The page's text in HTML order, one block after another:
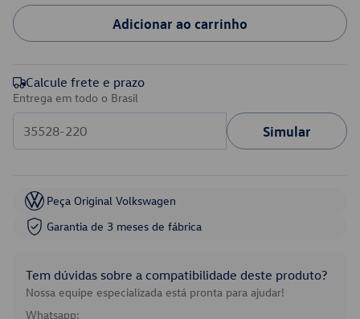
Adicionar ao carrinho
Calcule frete e prazo
Entrega em todo o Brasil
Simular
Peça Original Volkswagen
Garantia de 3 meses de fábrica
Tem dúvidas sobre a compatibilidade deste produto?
Nossa equipe especializada está pronta para ajudar!
Whatsapp: